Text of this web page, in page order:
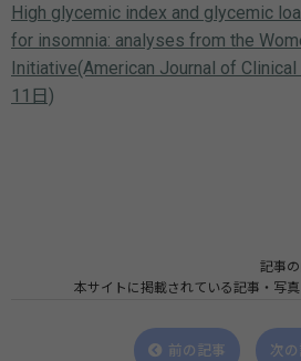
High glycemic index and glycemic
for insomnia: analyses from the
Initiative(American Journal of
11日)
記事
本サイトに掲載されている記事・写
前の記事 次